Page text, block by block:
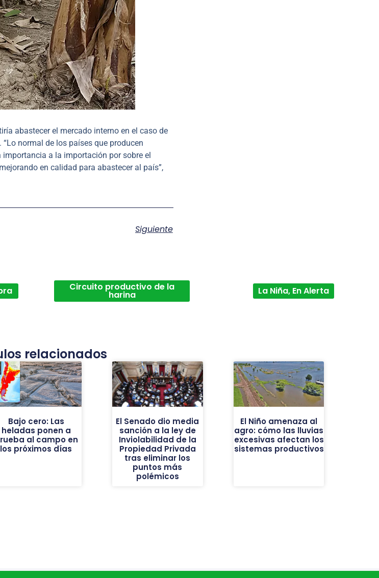
abastecer el mercado interno en el caso de
normal de los países que producen
a la importación por sobre el
en calidad para abastecer al país”,
Siguiente
Circuito productivo de la
harina La Niña, En Alerta
relacionados
Bajo cero: Las
heladas ponen a
al campo en
los próximos días
El Senado dio media
sanción a la ley de
Inviolabilidad de la
Propiedad Privada
tras eliminar los
puntos más
polémicos
El Niño amenaza al
agro: cómo las lluvias
excesivas afectan los
sistemas productivos